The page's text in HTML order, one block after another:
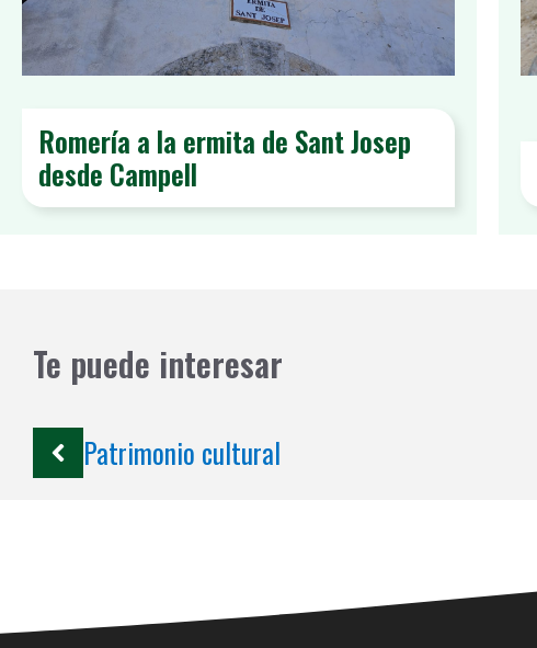
Romería a la ermita de Sant Josep
desde Campell
Te puede interesar
Patrimonio cultural